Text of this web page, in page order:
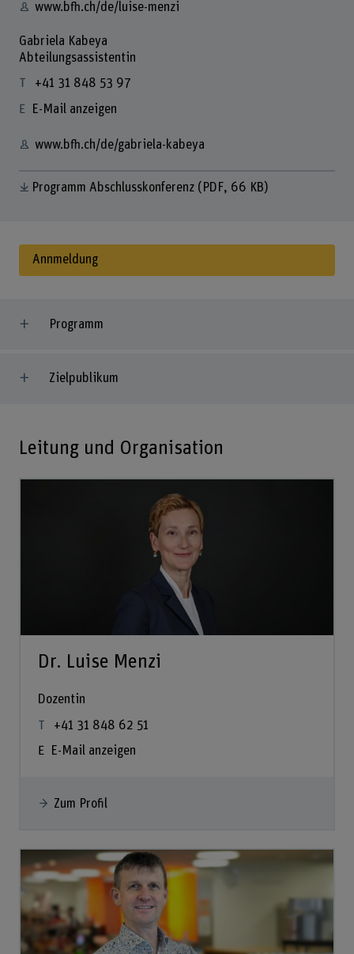
www.bfh.ch/de/luise-menzi
Gabriela Kabeya
Abteilungsassistentin
+41 31 848 53 97
E-Mail anzeigen
www.bfh.ch/de/gabriela-kabeya
Programm Abschlusskonferenz (PDF, 66 KB)
Annmeldung
Programm
Zielpublikum
Leitung und Organisation
Dr. Luise Menzi
Dozentin
+41 31 848 62 51
E-Mail anzeigen
Zum Profil